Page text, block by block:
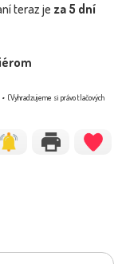
teraz je za 5 dní
(Vyhradzujeme si právo tlačových